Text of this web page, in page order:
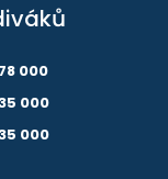
78 000
000
000